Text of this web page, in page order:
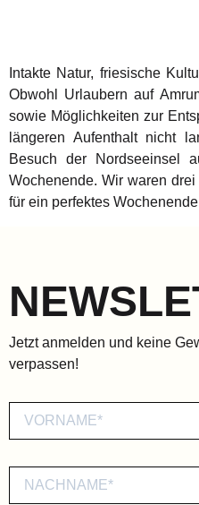
Intakte Natur, friesische
Obwohl Urlaubern auf
sowie Möglichkeiten zur
längeren Aufenthalt nicht
Besuch der Nordseeinsel
Wochenende. Wir waren
für ein perfektes
Jetzt anmelden und keine
verpassen!